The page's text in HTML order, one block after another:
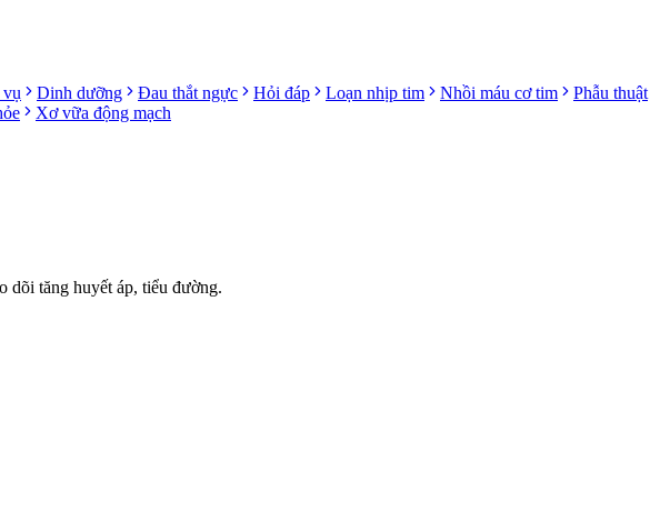
Dinh dưỡng Đau thắt ngực Hỏi đáp Loạn nhịp tim Nhồi máu cơ tim
Phẫu thuật
Xơ vữa động mạch
dõi tăng huyết áp, tiểu đường.